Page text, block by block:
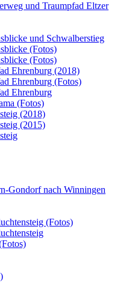
und Traumpfad Eltzer
und Schwalberstieg
(Fotos)
(Fotos)
Ehrenburg (2018)
Ehrenburg (Fotos)
Ehrenburg
(Fotos)
(2018)
(2015)
Gondorf nach Winningen
(Fotos)